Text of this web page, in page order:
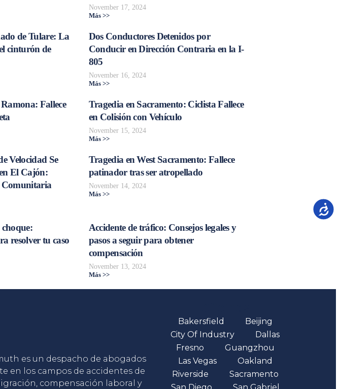
November 17, 2024
Más >>
de Tulare: La
cinturón de
Dos Conductores Detenidos por
Conducir en Dirección Contraria en la I-
805
November 16, 2024
Más >>
Fallece
Tragedia en Sacramento: Ciclista Fallece
en Colisión con Vehículo
November 15, 2024
Más >>
Velocidad Se
El Cajón:
Comunitaria
Tragedia en West Sacramento: Fallece
patinador tras ser atropellado
November 14, 2024
Más >>
resolver tu caso
Accidente de tráfico: Consejos legales y
pasos a seguir para obtener
compensación
November 13, 2024
Más >>
es un despacho de abogados
en los campos de accidentes de
compensación laboral y
Bakersfield
Beijing
City Of Industry
Dallas
Fresno
Guangzhou
Las Vegas
Oakland
Riverside
Sacramento
San Diego
San Gabriel